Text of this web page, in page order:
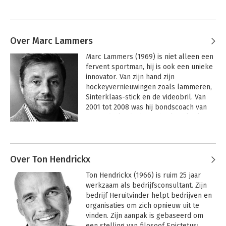
Over Marc Lammers
Marc Lammers (1969) is niet alleen een
fervent sportman, hij is ook een unieke
innovator. Van zijn hand zijn
hockeyvernieuwingen zoals lammeren,
Sinterklaas-stick en de videobril. Van
2001 tot 2008 was hij bondscoach van
Kampioenschap (2005), het
Champions Trophy (2007) en uiteindelijk
de Olympische Spelen (2008).
Over Ton Hendrickx
Ton Hendrickx (1966) is ruim 25 jaar
werkzaam als bedrijfsconsultant. Zijn
bedrijf Heruitvinder helpt bedrijven en
organisaties om zich opnieuw uit te
vinden. Zijn aanpak is gebaseerd om